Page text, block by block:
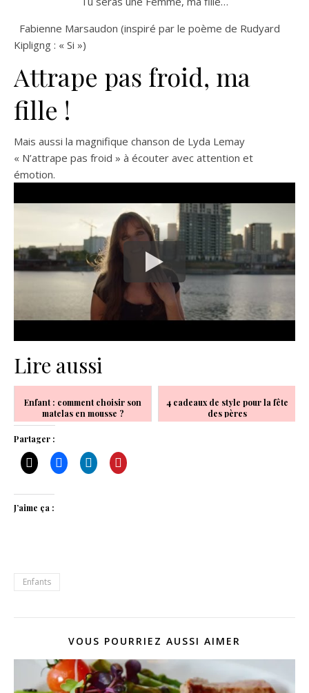
Fabienne Marsaudon (inspiré par le poème de Rudyard
Kipligng : « Si »)
Attrape pas froid, ma
fille !
Mais aussi la magnifique chanson de Lyda Lemay
« N’attrape pas froid » à écouter avec attention et
émotion.
Lire aussi
Enfant : comment choisir son
matelas en mousse ?
4 cadeaux de style pour la fête
des pères
Partager :
J’aime ça :
Enfants
VOUS POURRIEZ AUSSI AIMER